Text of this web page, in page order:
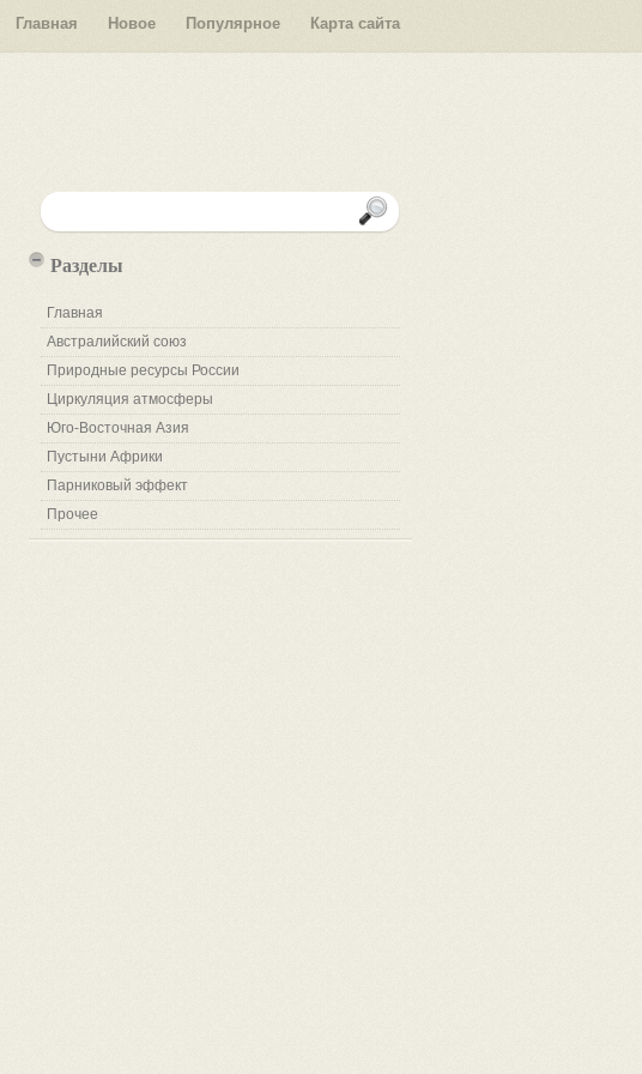
Главная Новое Популярное Карта сайта
Разделы
Главная
Австралийский союз
Природные ресурсы России
Циркуляция атмосферы
Юго-Восточная Азия
Пустыни Африки
Парниковый эффект
Прочее